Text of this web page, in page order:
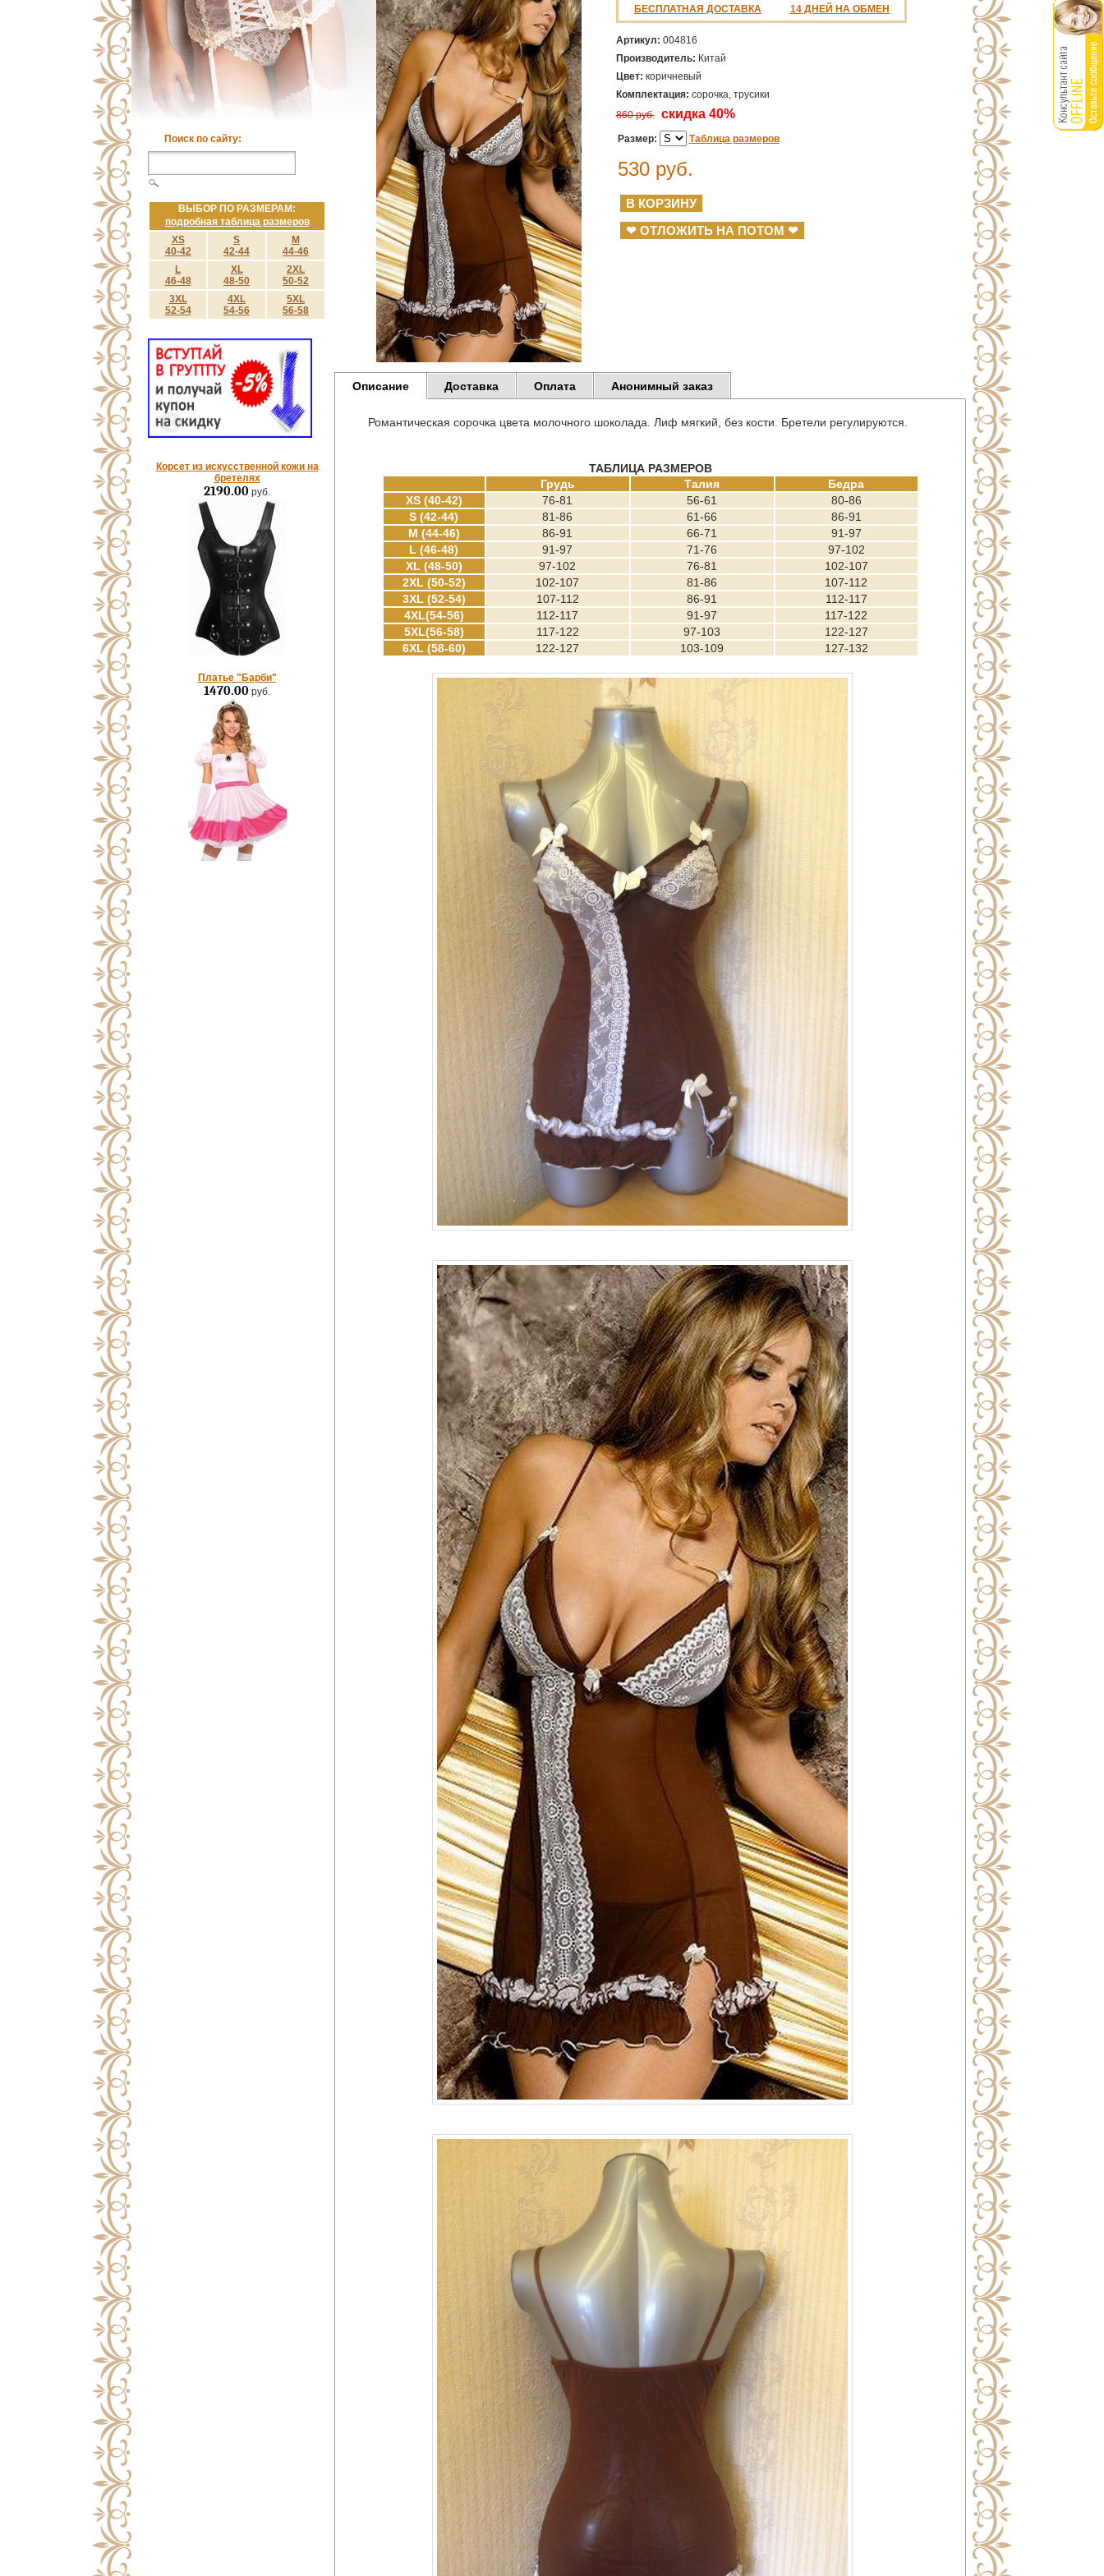
Поиск по сайту:
ВЫБОР ПО РАЗМЕРАМ:
подробная таблица размеров
XS
40-42
S
42-44
M
44-46
L
46-48
XL
48-50
2XL
50-52
3XL
52-54
4XL
54-56
5XL
56-58
Корсет из искусственной кожи на
бретелях
2190.00 руб.
Платье "Барби"
1470.00 руб.
БЕСПЛАТНАЯ ДОСТАВКА 14 ДНЕЙ НА ОБМЕН
Артикул: 004816
Производитель: Китай
Цвет: коричневый
Комплектация: сорочка, трусики
860 руб.скидка 40%
Размер: Таблица размеров
530руб.
❤ ОТЛОЖИТЬ НА ПОТОМ ❤
Описание Доставка Оплата Анонимный заказ
Романтическая сорочка цвета молочного шоколада. Лиф мягкий, без кости. Бретели регулируются.
ТАБЛИЦА РАЗМЕРОВ
Грудь
Талия
Бедра
XS (40-42)
76-81 56-61
80-86
S (42-44)
81-86 61-66
86-91
M (44-46)
86-91 66-71
91-97
L (46-48)
91-97 71-76
97-102
XL (48-50)
97-102 76-81
102-107
2XL (50-52)
102-107 81-86
107-112
3XL (52-54)
107-112 86-91
112-117
4XL(54-56)
112-117 91-97
117-122
5XL(56-58)
117-122 97-103
122-127
6XL (58-60)
122-127 103-109 127-132